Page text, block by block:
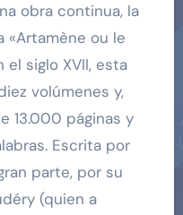
obra continua, la
«Artamène ou le
el siglo XVII, esta
volúmenes y,
13.000 páginas y
Escrita por
parte, por su
(quien a